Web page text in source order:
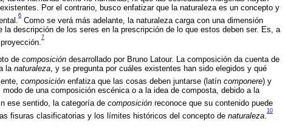
Por el contrario, busco enfatizar que la naturaleza es un concepto y
6
Como se verá más adelante, la naturaleza carga con una dimensión
descripción de los seres en la prescripción de lo que estos deben ser. Es, a
7
de composición desarrollado por Bruno Latour. La composición da cuenta de
lanaturaleza, y se pregunta por cuáles existentes han sido elegidos y qué
composición enfatiza que las cosas deben juntarse (latín componere) y
de una composición escénica o a la idea de composta, debido a la
ese sentido, la categoría de composición reconoce que su contenido puede
fisuras clasificatorias y los límites históricos del concepto de naturaleza.
10